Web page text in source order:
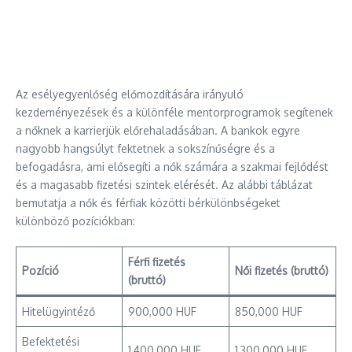
Az esélyegyenlőség előmozdítására irányuló
kezdeményezések és a különféle mentorprogramok segítenek
a nőknek a karrierjük előrehaladásában. A bankok egyre
nagyobb hangsúlyt fektetnek a sokszínűségre és a
befogadásra, ami elősegíti a nők számára a szakmai fejlődést
és a magasabb fizetési szintek elérését. Az alábbi táblázat
bemutatja a nők és férfiak közötti bérkülönbségeket
különböző pozíciókban:
Pozíció
Férfi fizetés
(bruttó)
Női fizetés (bruttó)
Hitelügyintéző 900,000 HUF 850,000 HUF
Befektetési